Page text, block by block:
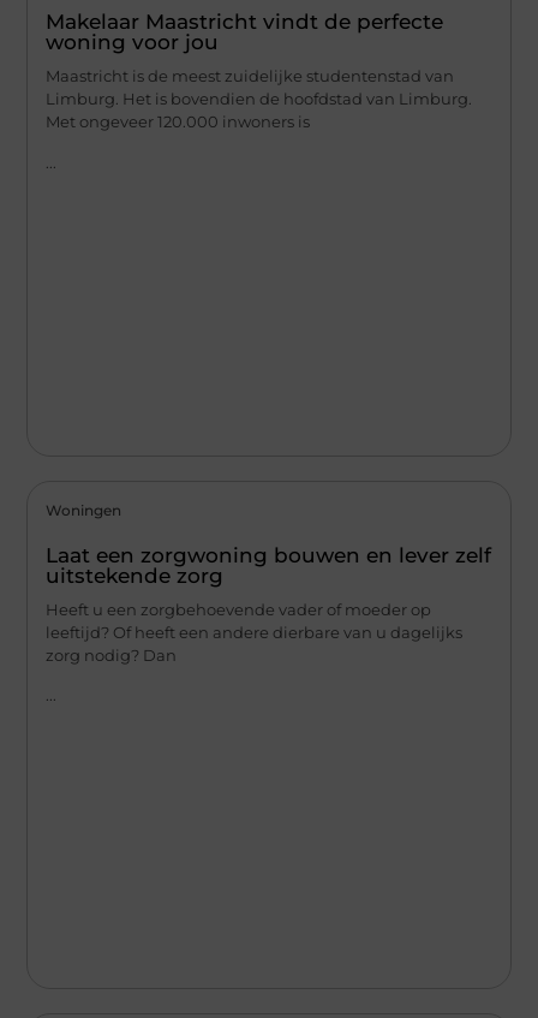
Makelaar Maastricht vindt de perfecte
woning voor jou
Maastricht is de meest zuidelijke studentenstad van
Limburg. Het is bovendien de hoofdstad van Limburg.
Met ongeveer 120.000 inwoners is
Woningen
Laat een zorgwoning bouwen en lever zelf
uitstekende zorg
Heeft u een zorgbehoevende vader of moeder op
leeftijd? Of heeft een andere dierbare van u dagelijks
zorg nodig? Dan